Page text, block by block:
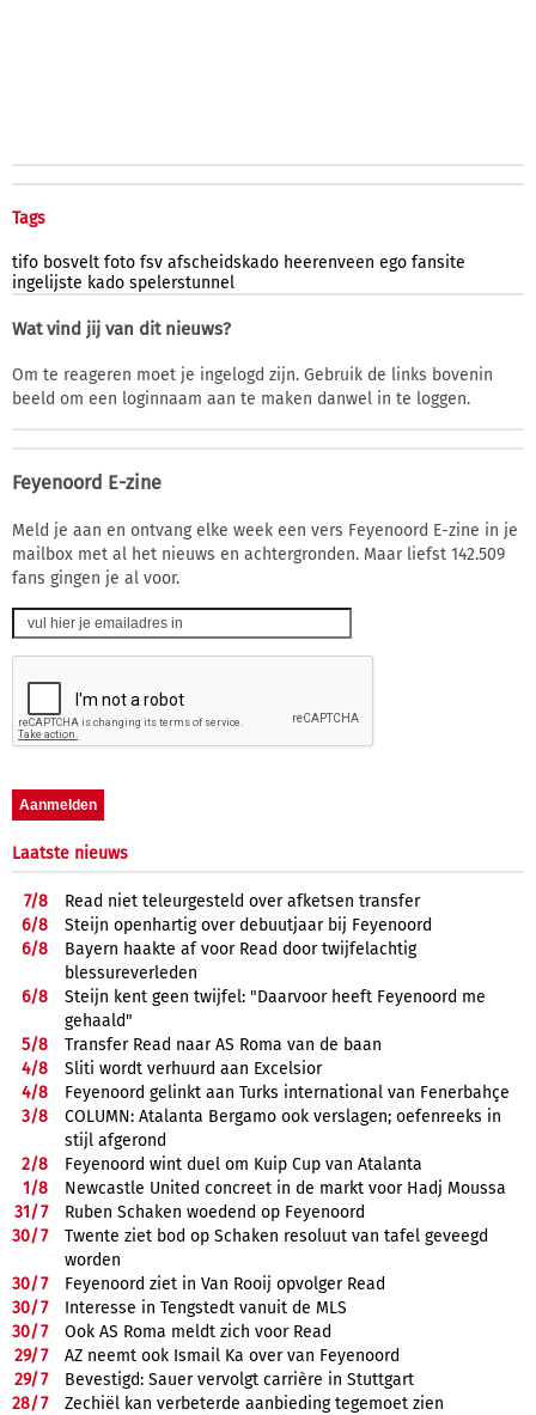
Tags
tifo bosvelt foto fsv afscheidskado heerenveen ego fansite
ingelijste kado spelerstunnel
Wat vind jij van dit nieuws?
Om te reageren moet je ingelogd zijn. Gebruik de links bovenin
beeld om een loginnaam aan te maken danwel in te loggen.
Feyenoord E-zine
Meld je aan en ontvang elke week een vers Feyenoord E-zine in je
mailbox met al het nieuws en achtergronden. Maar liefst 142.509
fans gingen je al voor.
Laatste nieuws
7/8
Read niet teleurgesteld over afketsen transfer
6/8
Steijn openhartig over debuutjaar bij Feyenoord
6/8
Bayern haakte af voor Read door twijfelachtig
blessureverleden
6/8
Steijn kent geen twijfel: "Daarvoor heeft Feyenoord me
gehaald"
5/8
Transfer Read naar AS Roma van de baan
4/8
Sliti wordt verhuurd aan Excelsior
4/8
Feyenoord gelinkt aan Turks international van Fenerbahçe
3/8
COLUMN: Atalanta Bergamo ook verslagen; oefenreeks in
stijl afgerond
2/8
Feyenoord wint duel om Kuip Cup van Atalanta
1/8
Newcastle United concreet in de markt voor Hadj Moussa
31/7
Ruben Schaken woedend op Feyenoord
30/7
Twente ziet bod op Schaken resoluut van tafel geveegd
worden
30/7
Feyenoord ziet in Van Rooij opvolger Read
30/7
Interesse in Tengstedt vanuit de MLS
30/7
Ook AS Roma meldt zich voor Read
29/7
AZ neemt ook Ismail Ka over van Feyenoord
29/7
Bevestigd: Sauer vervolgt carrière in Stuttgart
28/7
Zechiël kan verbeterde aanbieding tegemoet zien